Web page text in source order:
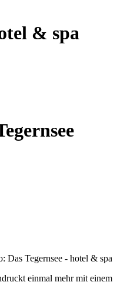
& spa
Das Tegernsee - hotel & spa
einmal mehr mit einem